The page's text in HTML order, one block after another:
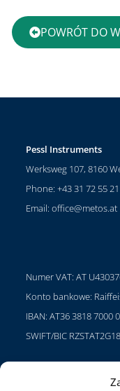
POWRÓT DO
Pessl Instruments
Werksweg 107, 8160
Phone: +43 31 72 55 21
Email:office@metos.at
Numer VAT: AT
Konto bankowe:
IBAN: AT36 3818 7000
SWIFT/BIC